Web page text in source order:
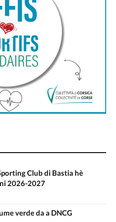
Club di Bastia hè
2026-2027
verde da a DNCG